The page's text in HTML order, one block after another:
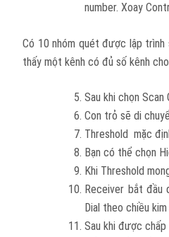
number. Xoay
Có 10 nhóm quét được lập trình
thấy một kênh có đủ số kênh
Sau khi chọn Scan
Con trỏ sẽ di
Threshold mặc
Bạn có thể chọn
Khi Threshold
Receiver bắt đầu
Dial theo chiều
Sau khi được chấp